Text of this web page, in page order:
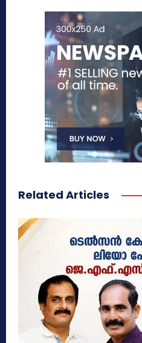
Related Articles